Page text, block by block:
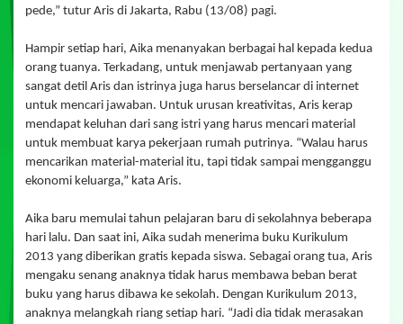
pede,” tutur Aris di Jakarta, Rabu (13/08) pagi.
Hampir setiap hari, Aika menanyakan berbagai hal kepada kedua
orang tuanya. Terkadang, untuk menjawab pertanyaan yang
sangat detil Aris dan istrinya juga harus berselancar di internet
untuk mencari jawaban. Untuk urusan kreativitas, Aris kerap
mendapat keluhan dari sang istri yang harus mencari material
untuk membuat karya pekerjaan rumah putrinya. “Walau harus
mencarikan material-material itu, tapi tidak sampai mengganggu
ekonomi keluarga,” kata Aris.
Aika baru memulai tahun pelajaran baru di sekolahnya beberapa
hari lalu. Dan saat ini, Aika sudah menerima buku Kurikulum
2013 yang diberikan gratis kepada siswa. Sebagai orang tua, Aris
mengaku senang anaknya tidak harus membawa beban berat
buku yang harus dibawa ke sekolah. Dengan Kurikulum 2013,
anaknya melangkah riang setiap hari. “Jadi dia tidak merasakan